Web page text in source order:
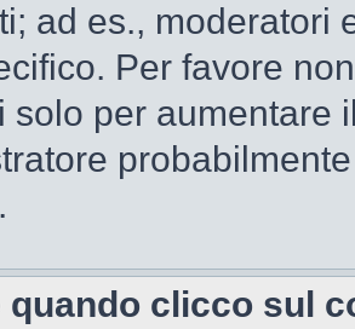
ad es., moderatori
Per favore
solo per aumentare
quando clicco sul